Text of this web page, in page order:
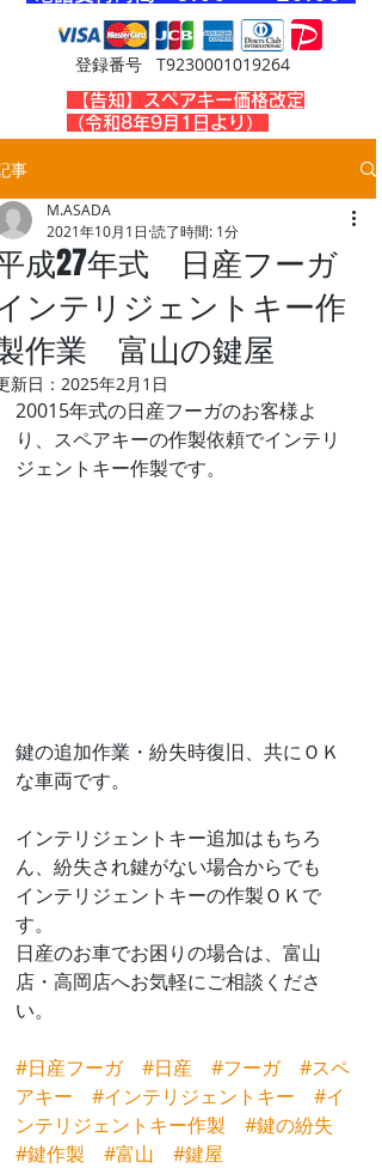
登録番号 T9230001019264
​【告知】スペアキー価格改定
（令和8年9月1日より）
事
成27年式 日産フーガ
ンテリジェントキー作
作業 富山の鍵屋
M.ASADA
2021年10月1日 読了時間: 1分
新日： 2025年2月1日
20015年式の日産フーガのお客様よ
り、スペアキーの作製依頼でインテリ
ジェントキー作製です。
鍵の追加作業・紛失時復旧、共にＯＫ
な車両です。
インテリジェントキー追加はもちろ
ん、紛失され鍵がない場合からでも
インテリジェントキーの作製ＯＫで
す。
日産のお車でお困りの場合は、富山
店・高岡店へお気軽にご相談くださ
い。
#日産フーガ #日産 #フーガ
#スペ
アキー
#インテリジェントキー
#イ
ンテリジェントキー作製
#鍵の紛失
#鍵作製
#富山 #鍵屋